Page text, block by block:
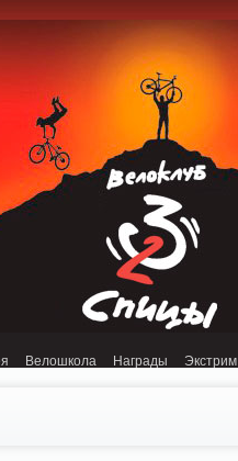
Велошкола Награды Экстрим